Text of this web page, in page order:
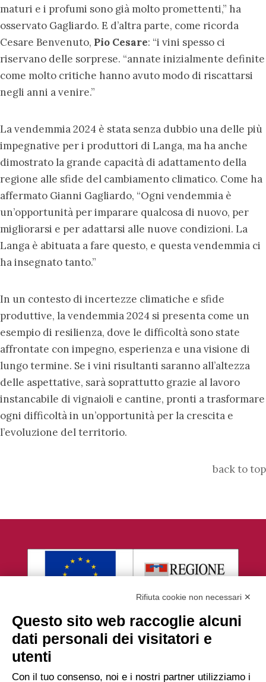
maturi e i profumi sono già molto promettenti,” ha
osservato Gagliardo. E d’altra parte, come ricorda
Cesare Benvenuto, Pio Cesare: “i vini spesso ci
riservano delle sorprese. “annate inizialmente definite
come molto critiche hanno avuto modo di riscattarsi
negli anni a venire.”
La vendemmia 2024 è stata senza dubbio una delle più
impegnative per i produttori di Langa, ma ha anche
dimostrato la grande capacità di adattamento della
regione alle sfide del cambiamento climatico. Come ha
affermato Gianni Gagliardo, “Ogni vendemmia è
un’opportunità per imparare qualcosa di nuovo, per
migliorarsi e per adattarsi alle nuove condizioni. La
Langa è abituata a fare questo, e questa vendemmia ci
ha insegnato tanto.”
In un contesto di incertezze climatiche e sfide
produttive, la vendemmia 2024 si presenta come un
esempio di resilienza, dove le difficoltà sono state
affrontate con impegno, esperienza e una visione di
lungo termine. Se i vini risultanti saranno all’altezza
delle aspettative, sarà soprattutto grazie al lavoro
instancabile di vignaioli e cantine, pronti a trasformare
ogni difficoltà in un’opportunità per la crescita e
l’evoluzione del territorio.
back to top
Rifiuta cookie non necessari ✕
Questo sito web raccoglie alcuni
dati personali dei visitatori e
utenti
Con il tuo consenso, noi e i nostri partner utilizziamo i